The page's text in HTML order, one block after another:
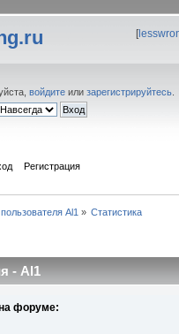
[
войдите или зарегистрируйтесь
Регистрация
Al1 » Статистика
- Al1
форуме: